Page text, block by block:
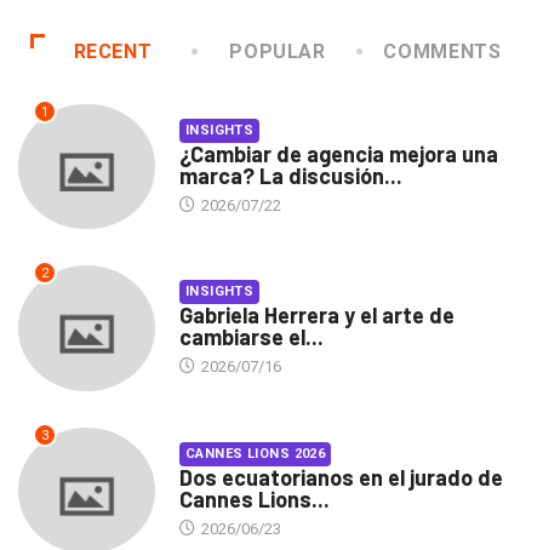
RECENT POPULAR COMMENTS
1
INSIGHTS
¿Cambiar de agencia mejora una
marca? La discusión...
2026/07/22
2
INSIGHTS
Gabriela Herrera y el arte de
cambiarse el...
2026/07/16
3
CANNES LIONS 2026
Dos ecuatorianos en el jurado de
Cannes Lions...
2026/06/23